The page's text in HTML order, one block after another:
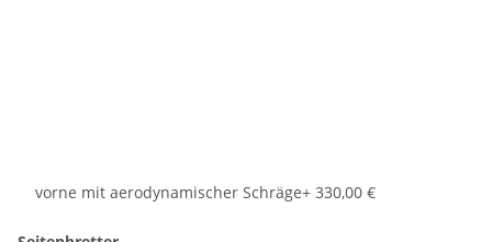
vorne mit aerodynamischer Schräge+ 330,00 €